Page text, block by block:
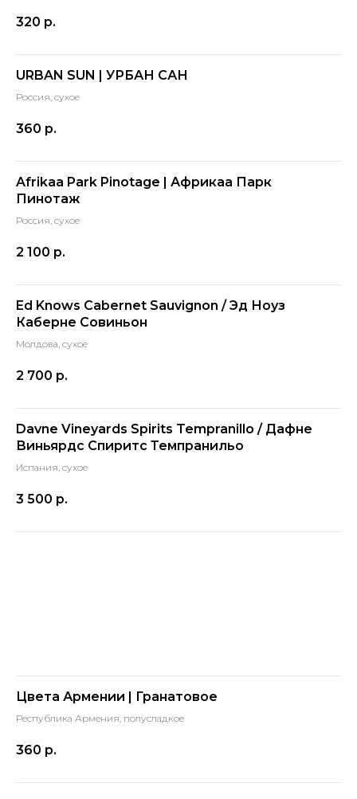
320 р.
URBAN SUN | УРБАН САН
Россия, сухое
360 р.
Afrikaa Park Pinotage | Африкаа Парк
Пинотаж
Россия, сухое
2 100 р.
Ed Knows Cabernet Sauvignon / Эд Ноуз
Каберне Совиньон
Молдова, сухое
2 700 р.
Davne Vineyards Spirits Tempranillo / Дафне
Виньярдс Спиритс Темпранильо
Испания, сухое
3 500 р.
Цвета Армении | Гранатовое
Республика Армения, полусладкое
360 р.